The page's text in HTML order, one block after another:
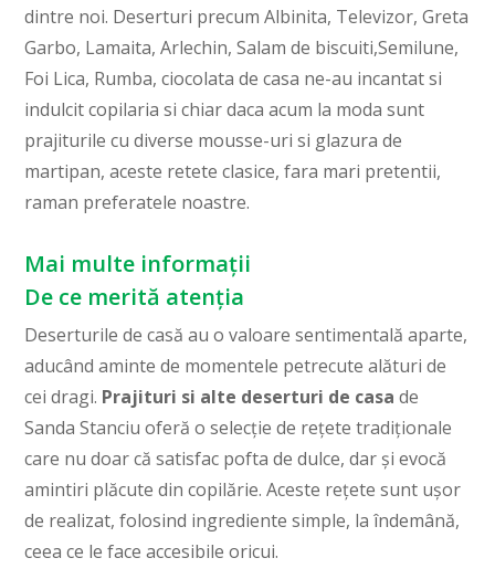
dintre noi. Deserturi precum Albinita, Televizor, Greta
Garbo, Lamaita, Arlechin, Salam de biscuiti,Semilune,
Foi Lica, Rumba, ciocolata de casa ne-au incantat si
indulcit copilaria si chiar daca acum la moda sunt
prajiturile cu diverse mousse-uri si glazura de
martipan, aceste retete clasice, fara mari pretentii,
raman preferatele noastre.
Mai multe informații
De ce merită atenția
Deserturile de casă au o valoare sentimentală aparte,
aducând aminte de momentele petrecute alături de
cei dragi. Prajituri si alte deserturi de casa de
Sanda Stanciu oferă o selecție de rețete tradiționale
care nu doar că satisfac pofta de dulce, dar și evocă
amintiri plăcute din copilărie. Aceste rețete sunt ușor
de realizat, folosind ingrediente simple, la îndemână,
ceea ce le face accesibile oricui.